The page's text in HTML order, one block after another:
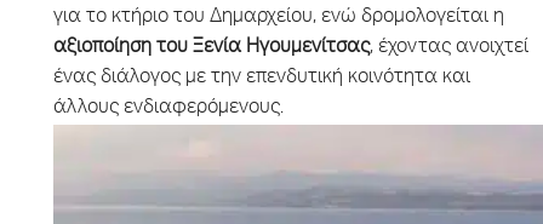
για το κτήριο του Δημαρχείου, ενώ δρομολογείται η
αξιοποίηση του Ξενία Ηγουμενίτσας, έχοντας ανοιχτεί
ένας διάλογος με την επενδυτική κοινότητα και
άλλους ενδιαφερόμενους.